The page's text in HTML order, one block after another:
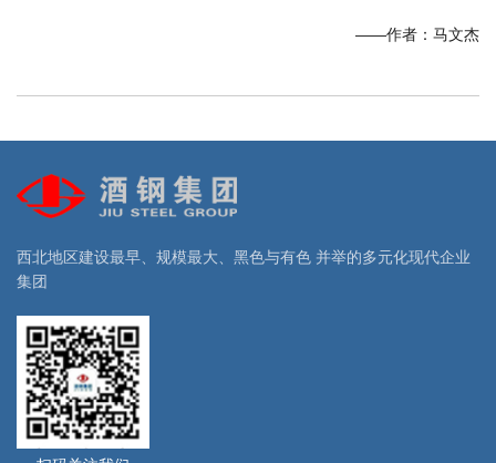
——作者：马文杰
西北地区建设最早、规模最大、黑色与有色 并举的多元化现代企业
集团